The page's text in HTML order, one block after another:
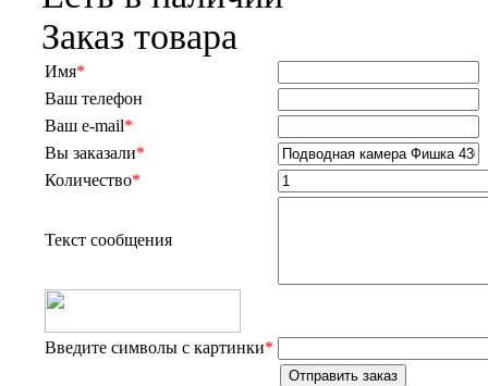
Заказ товара
Имя*
Ваш телефон
Ваш e-mail*
Вы заказали*
Количество*
Текст сообщения
Введите символы с картинки*